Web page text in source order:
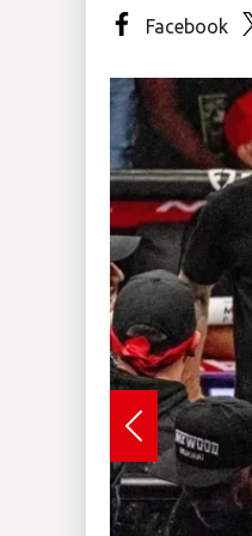
Multimedia
Facebook
Previous